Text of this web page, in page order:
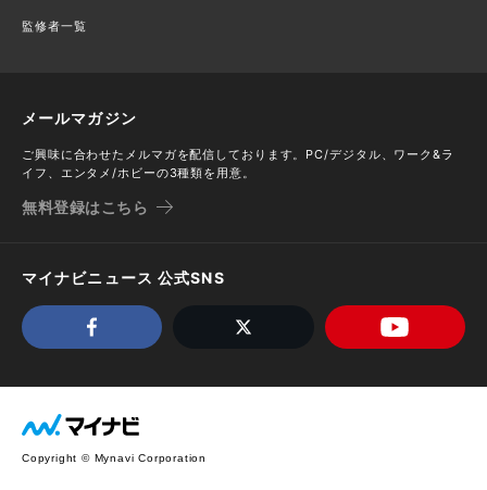
監修者一覧
メールマガジン
ご興味に合わせたメルマガを配信しております。PC/デジタル、ワーク&ラ
イフ、エンタメ/ホビーの3種類を用意。
無料登録はこちら
マイナビニュース 公式SNS
Copyright © Mynavi Corporation